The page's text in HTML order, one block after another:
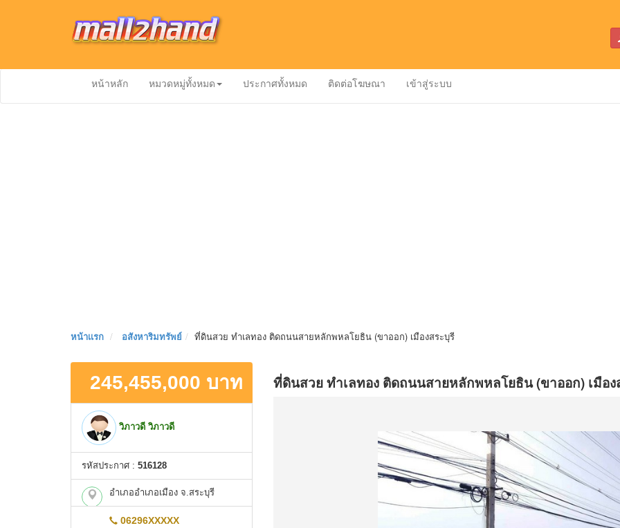
หน้าหลัก หมวดหมู่ทั้งหมด ประกาศทั้งหมด ติดต่อโฆษณา เข้าสู่ระบบ
หน้าเเรก อสังหาริมทรัพย์ ที่ดินสวย ทำเลทอง ติดถนนสายหลักพหลโยธิน (ขาออก) เมืองสระบุรี
245,455,000 บาท
วิภาวดี วิภาวดี
รหัสประกาศ : 516128
อำเภออำเภอเมือง จ.สระบุรี
06296XXXXX
ที่ดินสวย ทำเลทอง ติดถนนสายหลักพหลโยธิน (ขาออก) เมือง